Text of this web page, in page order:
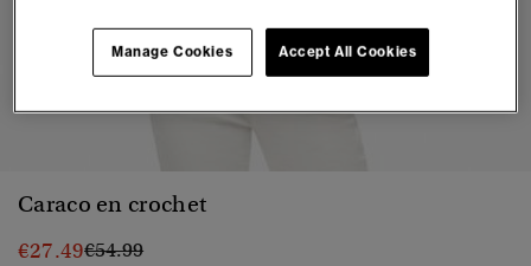
1 2 3 4 5 6 7 8
Caraco en crochet
€27.49Prix réduit de
€54.99à
Accept All Cookies
Manage Cookies